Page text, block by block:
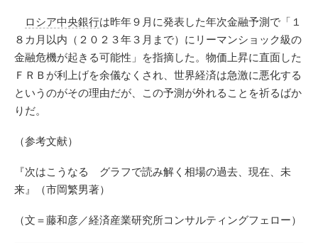
ロシア中央銀行は昨年９月に発表した年次金融予測で「１
８カ月以内（２０２３年３月まで）にリーマンショック級の
金融危機が起きる可能性」を指摘した。物価上昇に直面した
ＦＲＢが利上げを余儀なくされ、世界経済は急激に悪化する
というのがその理由だが、この予測が外れることを祈るばか
りだ。
（参考文献）
『次はこうなる グラフで読み解く相場の過去、現在、未
来』（市岡繁男著）
（文＝藤和彦／経済産業研究所コンサルティングフェロー）